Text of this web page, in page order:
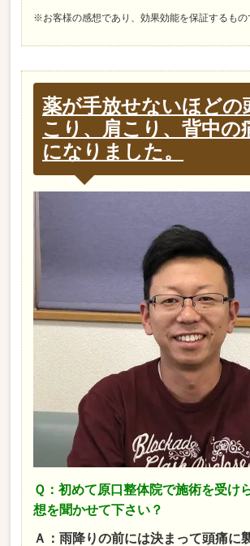
※お客様の感想であり、効果効能を保証するもの
薬が手放せないほどの
こり、肩こり、背中の
になりました。
Ｑ：初めて原口整体院で施術を受け
想を聞かせて下さい？
Ａ：雨降りの前には決まって頭痛に